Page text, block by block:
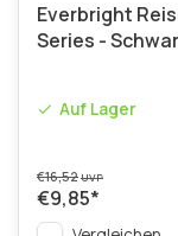
Everbright
Series -
Auf Lager
€16,52UVP
€9,85*